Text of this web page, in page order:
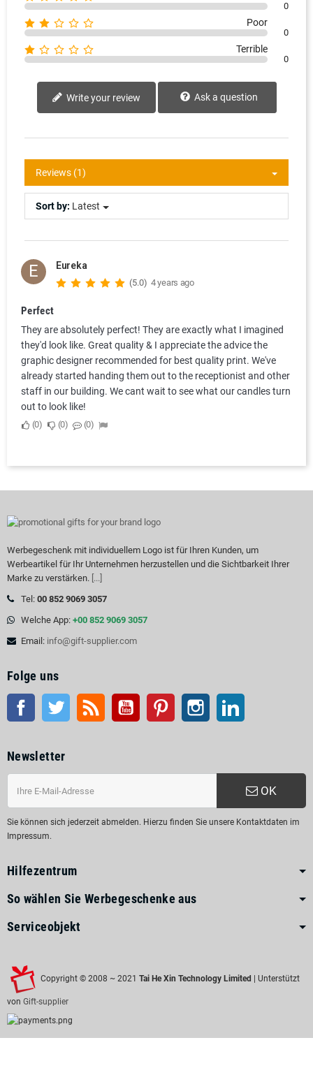
0
Poor
0
Terrible
0
Write your review Ask a question
Reviews (1)
Sort by: Latest
E Eureka
(5.0) 4 years ago
Perfect
They are absolutely perfect! They are exactly what I imagined
they'd look like. Great quality & I appreciate the advice the
graphic designer recommended for best quality print. We've
already started handing them out to the receptionist and other
staff in our building. We cant wait to see what our candles turn
out to look like!
0 0 0
Werbegeschenk mit individuellem Logo ist für Ihren Kunden, um
Werbeartikel für Ihr Unternehmen herzustellen und die Sichtbarkeit Ihrer
Marke zu verstärken. [...]
Tel: 00 852 9069 3057
Welche App: +00 852 9069 3057
Email: info@gift-supplier.com
Folge uns
Facebook Twitter RSS Youtube Pinterest Instagram
Newsletter
OK
Sie können sich jederzeit abmelden. Hierzu finden Sie unsere Kontaktdaten im
Impressum.
Hilfezentrum
So wählen Sie Werbegeschenke aus
Serviceobjekt
Copyright © 2008 ~ 2021 Tai He Xin Technology Limited | Unterstützt
von Gift-supplier